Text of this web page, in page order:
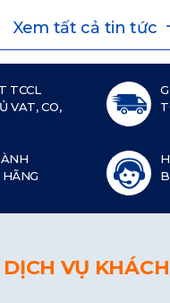
Xem tất cả tin tức
TCCL
VAT, CO,
DỊCH VỤ